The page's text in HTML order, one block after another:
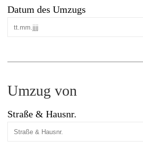
Datum des Umzugs
Umzug von
Straße & Hausnr.